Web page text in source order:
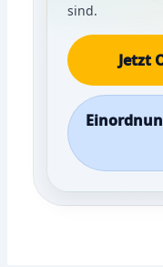
sind.
Jetzt